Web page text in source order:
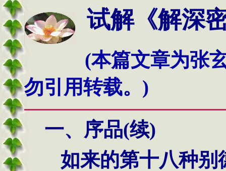
试解《解深
(本篇文章为张
勿引用转载。)
一、序品(续)
如来的第十八种别